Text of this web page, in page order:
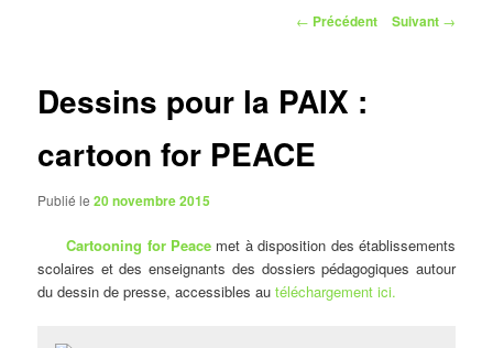
Navigation
← Précédent Suivant →
Dessins pour la PAIX :
cartoon for PEACE
Publié le20 novembre 2015
Cartooning for Peace met à disposition des établissements
scolaires et des enseignants des dossiers pédagogiques autour
du dessin de presse, accessibles autéléchargement ici.